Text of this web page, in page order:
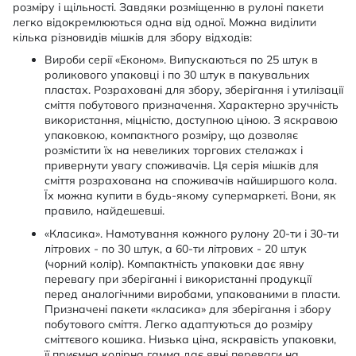
розміру і щільності. Завдяки розміщенню в рулоні пакети
легко відокремлюються одна від одної. Можна виділити
кілька різновидів мішків для збору відходів:
Вироби серії «Економ». Випускаються по 25 штук в
роликового упаковці і по 30 штук в пакувальних
пластах. Розраховані для збору, зберігання і утилізації
сміття побутового призначення. Характерно зручність
використання, міцністю, доступною ціною. З яскравою
упаковкою, компактного розміру, що дозволяє
розмістити їх на невеликих торгових стелажах і
привернути увагу споживачів. Ця серія мішків для
сміття розрахована на споживачів найширшого кола.
Їх можна купити в будь-якому супермаркеті. Вони, як
правило, найдешевші.
«Класика». Намотування кожного рулону 20-ти і 30-ти
літрових - по 30 штук, а 60-ти літрових - 20 штук
(чорний колір). Компактність упаковки дає явну
перевагу при зберіганні і використанні продукції
перед аналогічними виробами, упакованими в пласти.
Призначені пакети «класика» для зберігання і збору
побутового сміття. Легко адаптуються до розміру
сміттєвого кошика. Низька ціна, яскравість упаковки,